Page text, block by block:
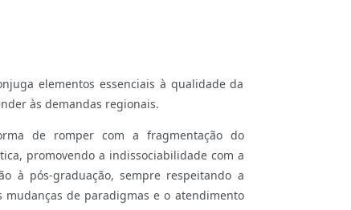
elementos essenciais à qualidade da
às demandas regionais.
de romper com a fragmentação do
promovendo a indissociabilidade com a
à pós-graduação, sempre respeitando a
mudanças de paradigmas e o atendimento